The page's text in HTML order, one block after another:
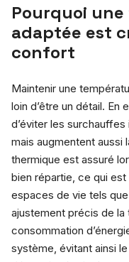
Pourquoi
adaptée est
confort
Maintenir une
loin d’être un détail.
d’éviter les
mais augmentent
thermique est assuré
bien répartie, ce qui
espaces de vie tels
ajustement précis de
consommation
système, évitant ainsi